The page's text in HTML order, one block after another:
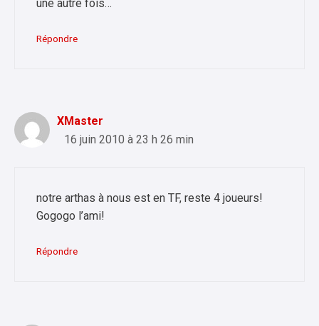
une autre fois…
Répondre
XMaster
16 juin 2010 à 23 h 26 min
notre arthas à nous est en TF, reste 4 joueurs!
Gogogo l’ami!
Répondre